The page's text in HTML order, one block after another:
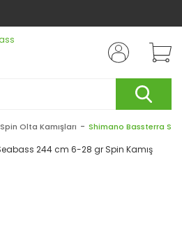
Spin Olta Kamışları Shimano Bassterra